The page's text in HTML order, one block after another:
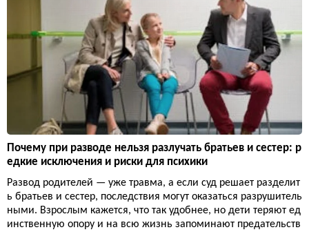
Почему при разводе нельзя разлучать братьев и сестер: р
едкие исключения и риски для психики
Развод родителей — уже травма, а если суд решает разделит
ь братьев и сестер, последствия могут оказаться разрушитель
ными. Взрослым кажется, что так удобнее, но дети теряют ед
инственную опору и на всю жизнь запоминают предательств